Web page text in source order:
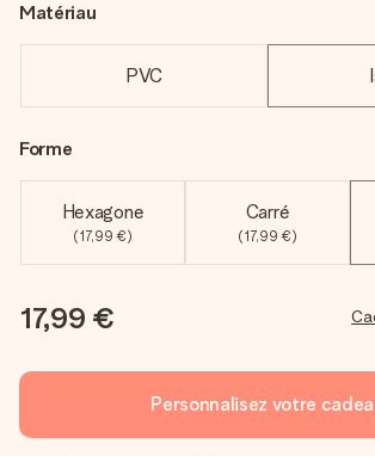
Matériau
PVC
Forme
Hexagone
(17,99 €)
Carré
(17,99 €)
17,99 €
Personnalisez votre